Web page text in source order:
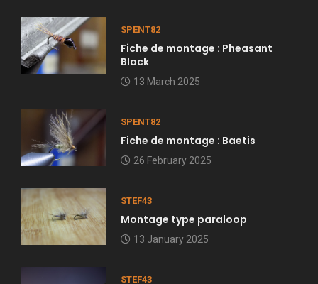
SPENT82
Fiche de montage : Pheasant
Black
13 March 2025
SPENT82
Fiche de montage : Baetis
26 February 2025
STEF43
Montage type paraloop
13 January 2025
STEF43